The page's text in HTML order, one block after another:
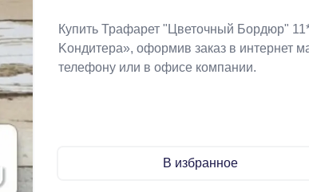
Купить Трафарет "Цветочный Бордюр"
Koндитeрa», оформив заказ в интернет
телефону или в офисе компании.
В избранное